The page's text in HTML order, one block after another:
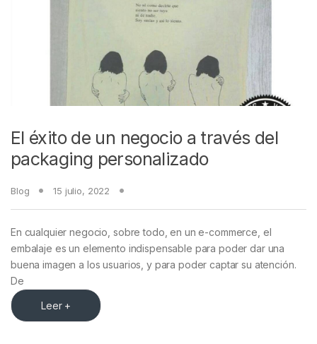
El éxito de un negocio a través del
packaging personalizado
Blog 15 julio, 2022
En cualquier negocio, sobre todo, en un e-commerce, el
embalaje es un elemento indispensable para poder dar una
buena imagen a los usuarios, y para poder captar su atención.
De
Leer +